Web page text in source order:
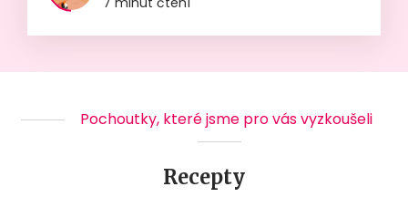
Pochoutky, které jsme pro vás vyzkoušeli
Recepty